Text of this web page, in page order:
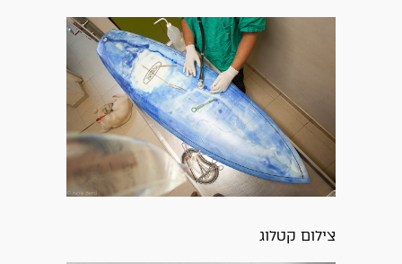
צילום קטלוג